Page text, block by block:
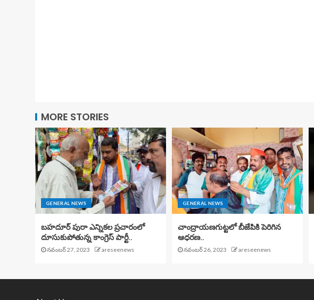
MORE STORIES
GENERAL NEWS
బహదూర్ పురా ఎన్నికల ప్రచారంలో
దూసుకుపోతున్న కాంగ్రెస్ పార్టీ..
నవంబర్ 27, 2023 areseenews
GENERAL NEWS
చాంద్రాయణగుట్టలో బీజేపికి పెరిగిన
ఆధరణ..
నవంబర్ 26, 2023 areseenews